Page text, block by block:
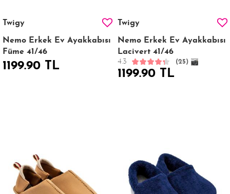
Twigy
Nemo Erkek Ev Ayakkabısı
Füme 41/46
1199.90 TL
Twigy
Nemo Erkek Ev Ayakkabısı
Lacivert 41/46
4.3 (25)
1199.90 TL